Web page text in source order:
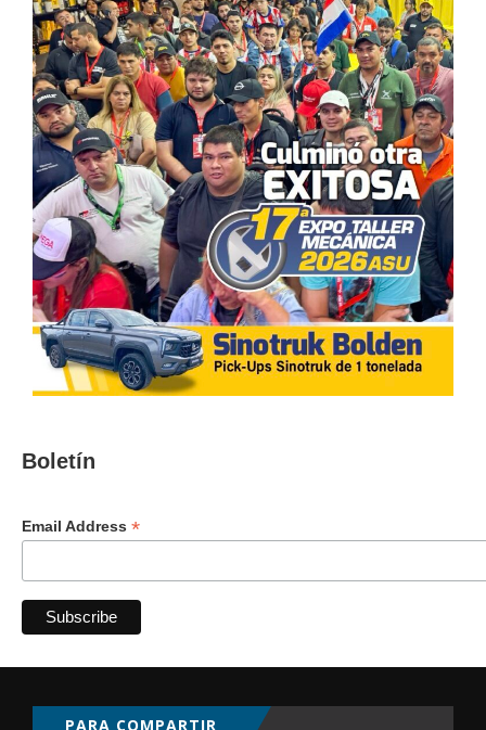
Boletín
Email Address *
PARA COMPARTIR